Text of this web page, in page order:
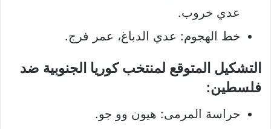
عدي خروب.
خط الهجوم: عدي الدباغ، عمر فرج.
التشكيل المتوقع لمنتخب كوريا الجنوبية ضد
فلسطين:
حراسة المرمى: هيون وو جو.